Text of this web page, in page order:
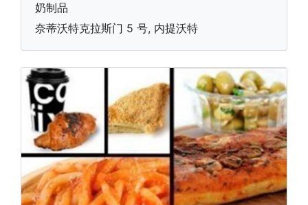
奶制品
奈蒂沃特克拉斯门 5 号, 内提沃特